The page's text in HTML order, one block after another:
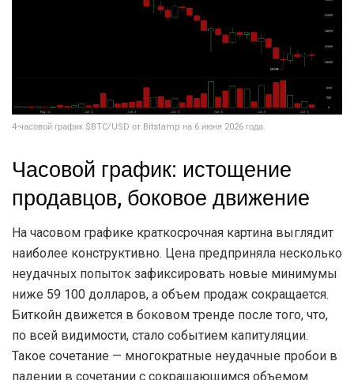
4-часовой график $BTC/USD от Bitstamp на 6 июня 2026 года.
Часовой график: истощение
продавцов, боковое движение
На часовом графике краткосрочная картина выглядит
наиболее конструктивно. Цена предприняла несколько
неудачных попыток зафиксировать новые минимумы
ниже 59 100 долларов, а объем продаж сокращается.
Биткойн движется в боковом тренде после того, что,
по всей видимости, стало событием капитуляции.
Такое сочетание — многократные неудачные пробои в
падении в сочетании с сокращающимся объемом